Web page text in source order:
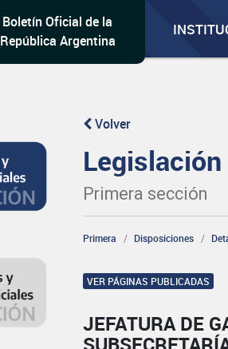
Boletín Oficial de la
República Argentina
Volver
Primera sección
Primera Disposiciones
VER PÁGINAS PUBLICADAS
JEFATURA DE